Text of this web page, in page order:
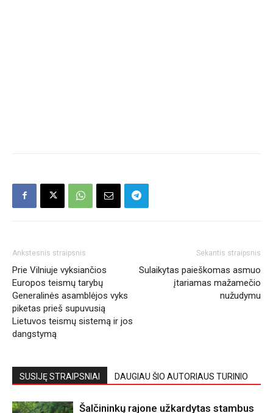
Ankstesnis straipsnis
Prie Vilniuje vyksiančios
Europos teismų tarybų
Generalinės asamblėjos vyks
piketas prieš supuvusią
Lietuvos teismų sistemą ir jos
dangstymą
Sekantis straipsnis
Sulaikytas paieškomas asmuo
įtariamas mažamečio
nužudymu
SUSIJĘ STRAIPSNIAI DAUGIAU ŠIO AUTORIAUS TURINIO
Šalčininkų rajone užkardytas stambus